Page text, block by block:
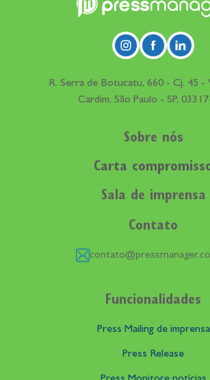
R. Serra de Botucatu, 660 - Cj. 45 -
Cardim, São Paulo - SP,
Sobre nós
Carta
Sala de imprensa
Contato
Funcionalidades
Press Mailing de imprensa
Press Release